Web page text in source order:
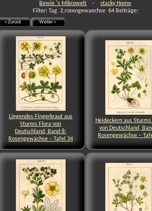
Bewie 's Mikrowelt -stacky Home
Filter: Tag 2,rosengewaechse 64 Beiträge;
« Zurück Weiter »
Liegendes Fingerkraut aus
Sturms Flora von
Deutschland, Band 8:
Rosengewächse – Tafel 34
Heideckern aus
von Deutschland,
Rosengewächse –